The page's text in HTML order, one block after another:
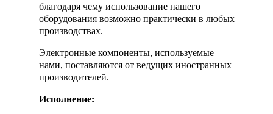
благодаря чему использование нашего
оборудования возможно практически в любых
производствах.
Электронные компоненты, используемые
нами, поставляются от ведущих иностранных
производителей.
Исполнение: